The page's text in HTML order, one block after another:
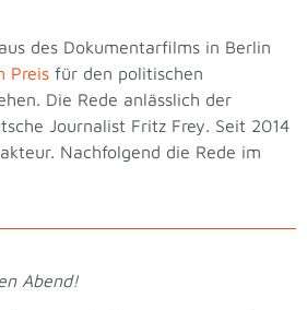
des Dokumentarfilms in Berlin
Preis für den politischen
Die Rede anlässlich der
Journalist Fritz Frey. Seit 2014
Nachfolgend die Rede im
Abend!